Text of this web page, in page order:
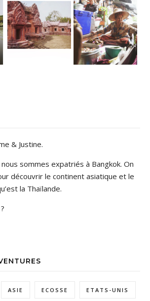
& Justine.
sommes expatriés à Bangkok. On
découvrir le continent asiatique et le
la Thaïlande.
ASIE ECOSSE ETATS-UNIS